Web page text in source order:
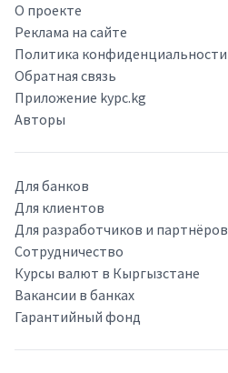
О проекте
Реклама на сайте
Политика конфиденциальности
Обратная связь
Приложение kypc.kg
Авторы
Для банков
Для клиентов
Для разработчиков и партнёров
Сотрудничество
Курсы валют в Кыргызстане
Вакансии в банках
Гарантийный фонд